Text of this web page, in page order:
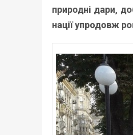
природні дари,
нації упродовж